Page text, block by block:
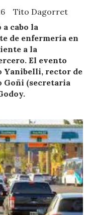
Tito Dagorret
cabo la
de enfermería en
a la
El evento
Yanibelli, rector de
Goñi (secretaria